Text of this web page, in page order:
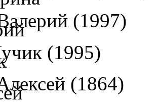
(1997)
(1995)
(1864)